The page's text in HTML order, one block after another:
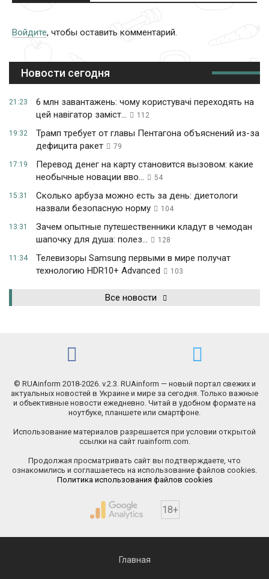
Войдите, чтобы оставить комментарий.
Новости сегодня
21:23
6 млн завантажень: чому користувачі переходять на
цей навігатор заміст...
112
19:32
Трамп требует от главы Пентагона объяснений из-за
дефицита ракет
79
17:19
Перевод денег на карту становится вызовом: какие
необычные новации вво...
54
15:31
Сколько арбуза можно есть за день: диетологи
назвали безопасную норму
104
13:31
Зачем опытные путешественники кладут в чемодан
шапочку для душа: полез...
128
11:34
Телевизоры Samsung первыми в мире получат
технологию HDR10+ Advanced
103
Все новости
© RUAinform 2018-2026. v.2.3. RUAinform — новый портал свежих и
актуальных новостей в Украине и мире за сегодня. Только важные
и объективные новости ежедневно. Читай в удобном формате на
ноутбуке, планшете или смартфоне.
Использование материалов разрешается при условии открытой
ссылки на сайт ruainform.com.
Продолжая просматривать сайт вы подтверждаете, что
ознакомились и соглашаетесь на использование файлов cookies.
Политика использования файлов cookies
18+
Главная